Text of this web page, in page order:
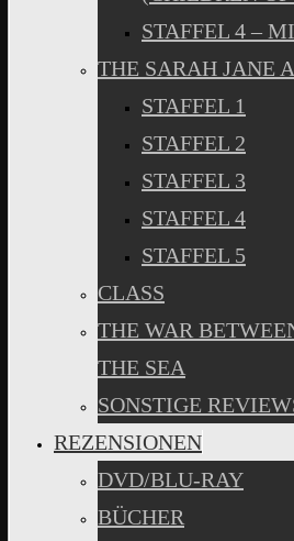
STAFFEL 4 –
THE SARAH JANE
STAFFEL 1
STAFFEL 2
STAFFEL 3
STAFFEL 4
STAFFEL 5
CLASS
THE WAR
THE SEA
SONSTIGE
REZENSIONEN
DVD/BLU-RAY
BÜCHER